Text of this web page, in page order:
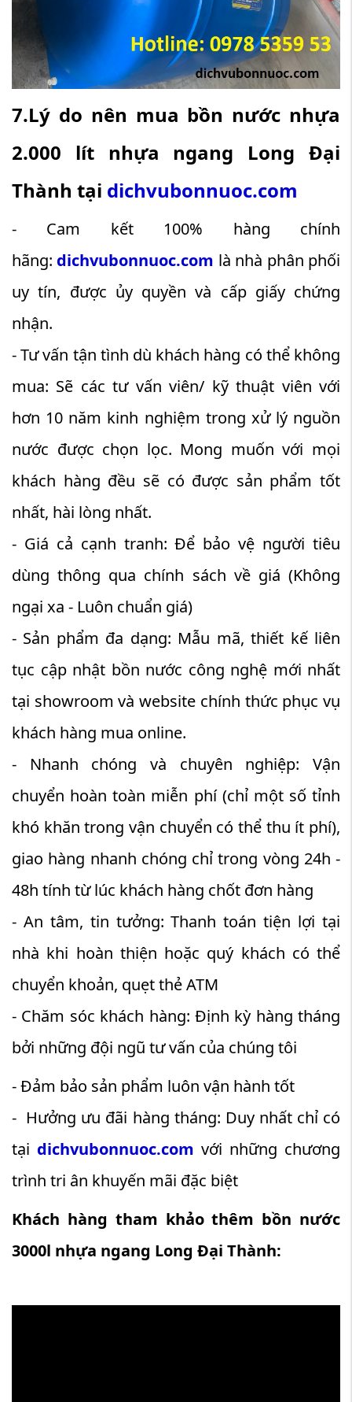
7.Lý do nên mua bồn nước nhựa
2.000 lít nhựa ngang Long Đại
Thành tại dichvubonnuoc.com
- Cam kết 100% hàng chính
hãng: dichvubonnuoc.com là nhà phân phối
uy tín, được ủy quyền và cấp giấy chứng
nhận.
- Tư vấn tận tình dù khách hàng có thể không
mua: Sẽ các tư vấn viên/ kỹ thuật viên với
hơn 10 năm kinh nghiệm trong xử lý nguồn
nước được chọn lọc. Mong muốn với mọi
khách hàng đều sẽ có được sản phẩm tốt
nhất, hài lòng nhất.
- Giá cả cạnh tranh: Để bảo vệ người tiêu
dùng thông qua chính sách về giá (Không
ngại xa - Luôn chuẩn giá)
- Sản phẩm đa dạng: Mẫu mã, thiết kế liên
tục cập nhật bồn nước công nghệ mới nhất
tại showroom và website chính thức phục vụ
khách hàng mua online.
- Nhanh chóng và chuyên nghiệp: Vận
chuyển hoàn toàn miễn phí (chỉ một số tỉnh
khó khăn trong vận chuyển có thể thu ít phí),
giao hàng nhanh chóng chỉ trong vòng 24h -
48h tính từ lúc khách hàng chốt đơn hàng
- An tâm, tin tưởng: Thanh toán tiện lợi tại
nhà khi hoàn thiện hoặc quý khách có thể
chuyển khoản, quẹt thẻ ATM
- Chăm sóc khách hàng: Định kỳ hàng tháng
bởi những đội ngũ tư vấn của chúng tôi
- Đảm bảo sản phẩm luôn vận hành tốt
- Hưởng ưu đãi hàng tháng: Duy nhất chỉ có
tại dichvubonnuoc.com với những chương
trình tri ân khuyến mãi đặc biệt
Khách hàng tham khảo thêm bồn nước
3000l nhựa ngang Long Đại Thành: